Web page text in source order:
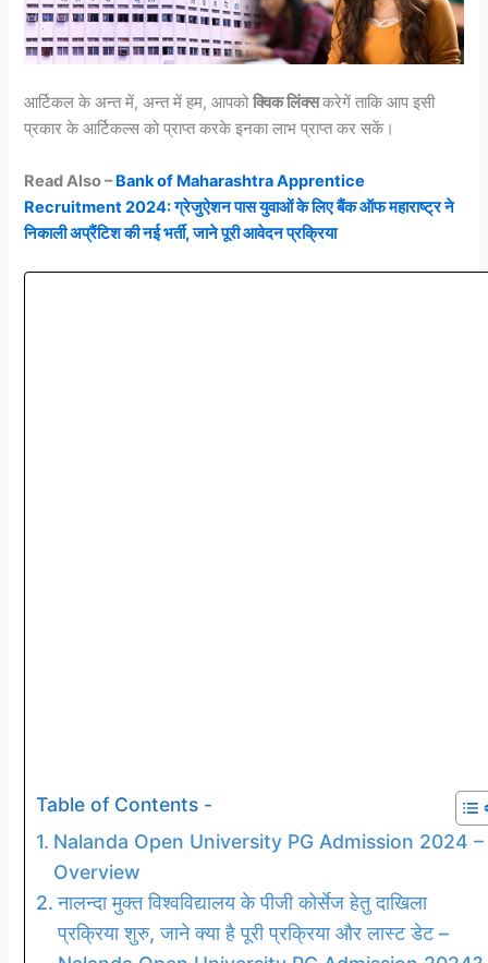
आर्टिकल के अन्त में, अन्त में हम, आपकोक्विक लिंक्सकरेगें ताकि आप इसी
प्रकार के आर्टिकल्स को प्राप्त करके इनका लाभ प्राप्त कर सकें।
Read Also –Bank of Maharashtra Apprentice
Recruitment 2024: ग्रेजुऐशन पास युवाओं के लिए बैंक ऑफ महाराष्ट्र ने
निकाली अप्रैंटिश की नई भर्ती, जाने पूरी आवेदन प्रक्रिया
Table of Contents -
Nalanda Open University PG Admission 2024 –
Overview
नालन्दा मुक्त विश्वविद्यालय के पीजी कोर्सेज हेतु दाखिला
प्रक्रिया शुरु, जाने क्या है पूरी प्रक्रिया और लास्ट डेट –